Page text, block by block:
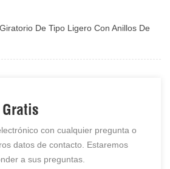
De Tipo Ligero Con Anillos De
con cualquier pregunta o
datos de contacto. Estaremos
a sus preguntas.